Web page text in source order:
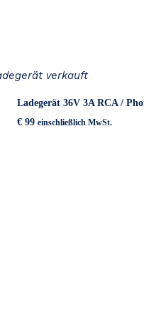
verkauft
Ladegerät 36V 3A RCA /
€ 99 einschließlich MwSt.